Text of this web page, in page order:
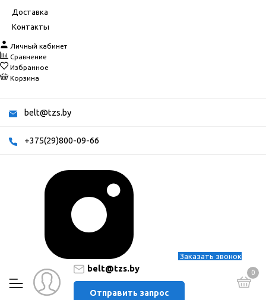
Доставка
Контакты
Личный кабинет
Сравнение
Избранное
Корзина
belt@tzs.by
+375(29)800-09-66
Заказать звонок
belt@tzs.by
Отправить запрос
0